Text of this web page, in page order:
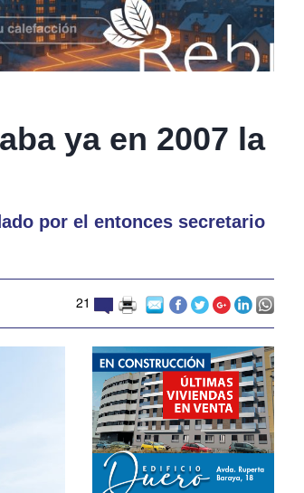
ya en 2007 la
por el entonces secretario
21